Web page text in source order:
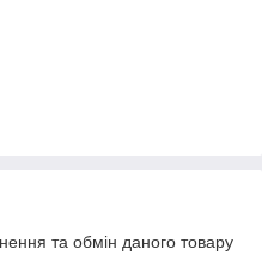
та обмін даного товару